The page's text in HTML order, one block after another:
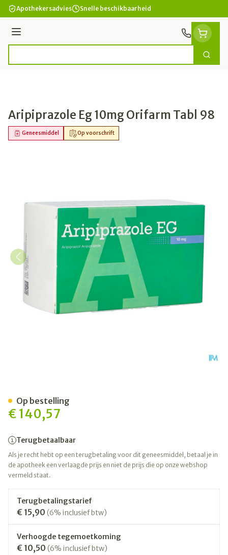
Ga naar de inhoud
Apothekersadvies Snelle beschikbaarheid
Menu
Zoek
Aripiprazole Eg 10mg Orifarm Tabl 98
Op voorschrift
Geneesmiddel
€ 140,57
Terugbetaalbaar
Als je recht hebt op een terugbetaling voor dit geneesmiddel, betaal je in
de apotheek een verlaagde prijs en niet de prijs die op onze webshop
vermeld staat.
Terugbetalingstarief
€ 15,90 (6% inclusief btw)
Verhoogde tegemoetkoming
€ 10,50 (6% inclusief btw)
Op bestelling